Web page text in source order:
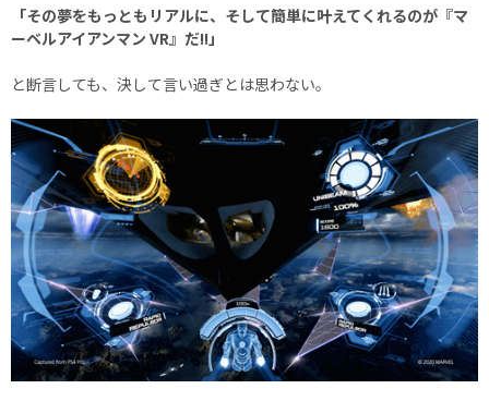
「その夢をもっともリアルに、そして簡単に叶えてくれるのが『マ
ーベルアイアンマン VR』だ!!」
と断言しても、決して言い過ぎとは思わない。